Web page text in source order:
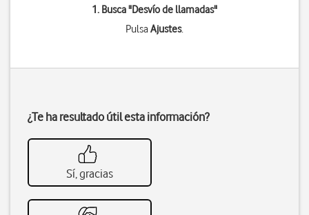
1. Busca "Desvío de llamadas"
PulsaAjustes.
¿Te ha resultado útil esta información?
Sí, gracias